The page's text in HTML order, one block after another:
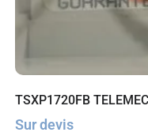
TSXP1720FB
Sur devis